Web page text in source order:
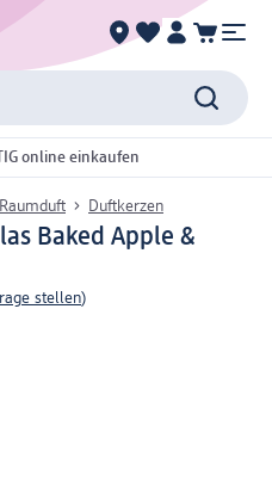
online einkaufen
Duftkerzen
Baked Apple &
stellen)